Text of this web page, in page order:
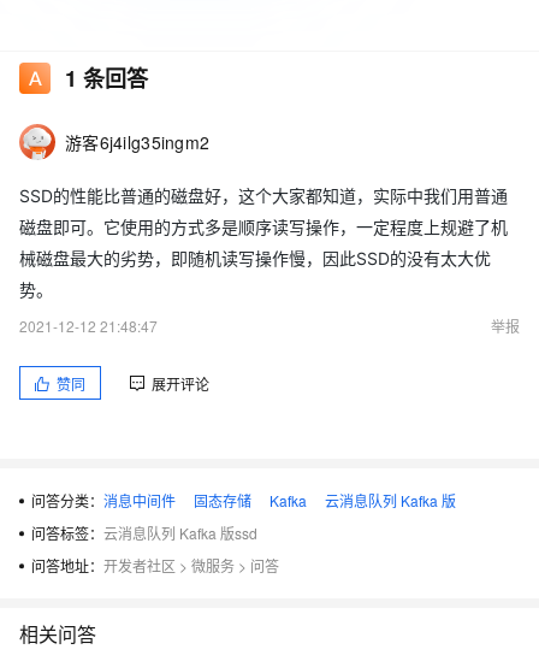
1 条回答
游客6j4ilg35ingm2
SSD的性能比普通的磁盘好，这个大家都知道，实际中我们用普通
磁盘即可。它使用的方式多是顺序读写操作，一定程度上规避了机
械磁盘最大的劣势，即随机读写操作慢，因此SSD的没有太大优
势。
2021-12-12 21:48:47
举报
赞同 展开评论
问答分类： 消息中间件 固态存储 Kafka
云消息队列 Kafka 版
问答标签： 云消息队列 Kafka 版ssd
问答地址： 开发者社区 > 微服务 > 问答
相关问答